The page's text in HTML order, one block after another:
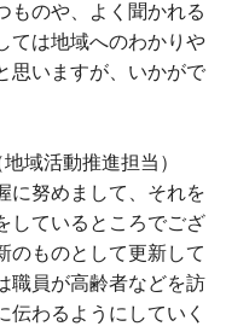
ものや、よく聞かれる
ては地域へのわかりや
思いますが、いかがで
地域活動推進担当）
に努めまして、それを
しているところでござ
のものとして更新して
職員が高齢者などを訪
伝わるようにしていく